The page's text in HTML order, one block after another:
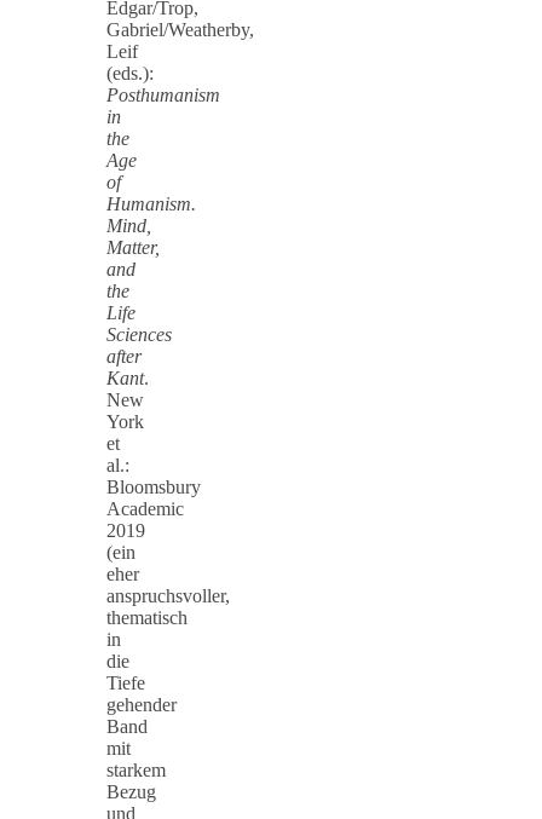
Edgar/Trop,
Gabriel/Weatherby,
Leif
(eds.):
Posthumanism
in
the
Age
of
Humanism.
Mind,
Matter,
and
the
Life
Sciences
after
Kant.
New
York
et
al.:
Bloomsbury
Academic
2019
(ein
eher
anspruchsvoller,
thematisch
in
die
Tiefe
gehender
Band
mit
starkem
Bezug
und